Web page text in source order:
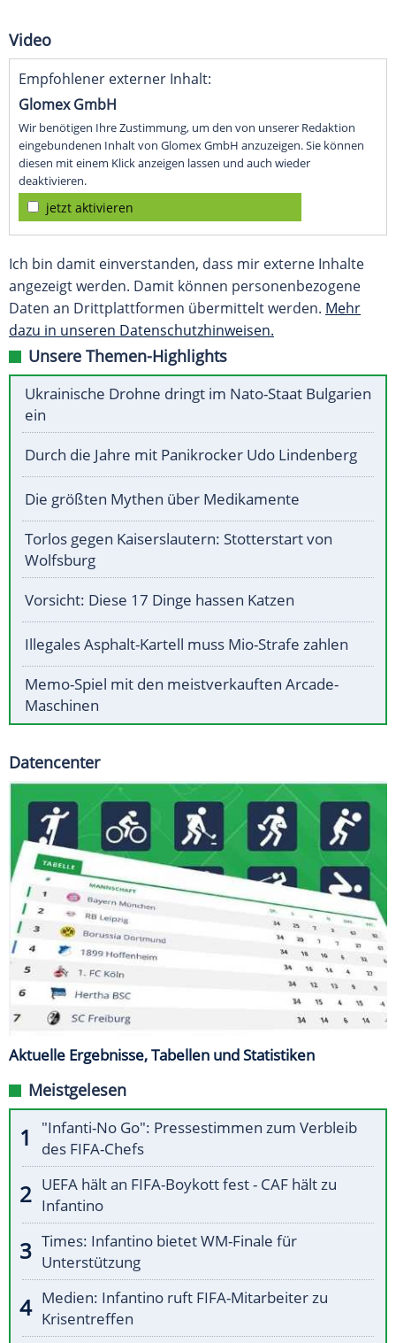
Video
Empfohlener externer Inhalt:
Glomex GmbH
Wir benötigen Ihre Zustimmung, um den von unserer Redaktion
eingebundenen Inhalt von Glomex GmbH anzuzeigen. Sie können
diesen mit einem Klick anzeigen lassen und auch wieder
deaktivieren.
jetzt aktivieren
Ich bin damit einverstanden, dass mir externe Inhalte
angezeigt werden. Damit können personenbezogene
Daten an Drittplattformen übermittelt werden. Mehr
dazu in unseren Datenschutzhinweisen.
Unsere Themen-Highlights
Ukrainische Drohne dringt im Nato-Staat Bulgarien
ein
Durch die Jahre mit Panikrocker Udo Lindenberg
Die größten Mythen über Medikamente
Torlos gegen Kaiserslautern: Stotterstart von
Wolfsburg
Vorsicht: Diese 17 Dinge hassen Katzen
Illegales Asphalt-Kartell muss Mio-Strafe zahlen
Memo-Spiel mit den meistverkauften Arcade-
Maschinen
Datencenter
Aktuelle Ergebnisse, Tabellen und Statistiken
Meistgelesen
"Infanti-No Go": Pressestimmen zum Verbleib
des FIFA-Chefs
UEFA hält an FIFA-Boykott fest - CAF hält zu
Infantino
Times: Infantino bietet WM-Finale für
Unterstützung
Medien: Infantino ruft FIFA-Mitarbeiter zu
Krisentreffen